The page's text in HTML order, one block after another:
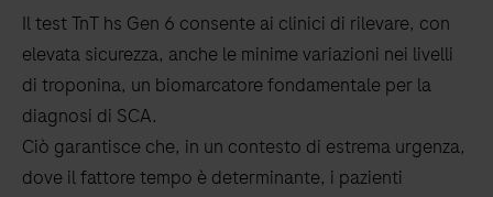
Il test TnT hs Gen 6 consente ai clinici di rilevare, con
elevata sicurezza, anche le minime variazioni nei livelli
di troponina, un biomarcatore fondamentale per la
diagnosi di SCA.
Ciò garantisce che, in un contesto di estrema urgenza,
dove il fattore tempo è determinante, i pazienti